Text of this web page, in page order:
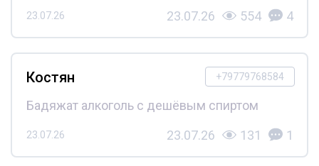
23.07.26 23.07.26 554 4
+79779768584
Костян
Бадяжат алкоголь с дешёвым спиртом
23.07.26 23.07.26 131 1